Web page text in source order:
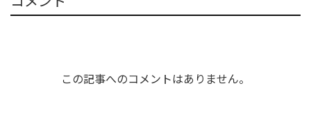
この記事へのコメントはありません。